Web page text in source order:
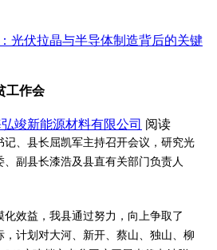
光伏拉晶与半导体制造背后的关键
工作会
弘竣新能源材料有限公司 阅读
记、县长屈凯军主持召开会议，研究光
副县长漆浩及县直有关部门负责人
化效益，我县通过努力，向上争取了
，计划对大河、新开、蔡山、独山、柳